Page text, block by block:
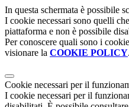
In questa schermata è possibile
I cookie necessari sono quelli
piattaforma e non è possibile
Per conoscere quali sono i
visionare la COOKIE POLICY.
Cookie necessari per il
I cookie necessari per il